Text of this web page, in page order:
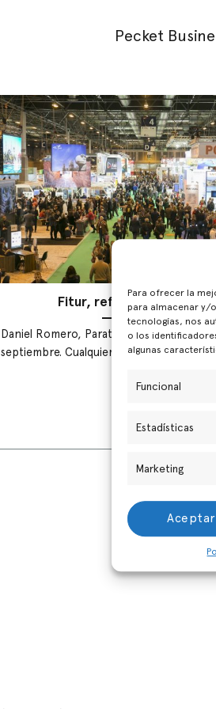
Para ofrecer la
para almacenar y/
tecnologías, nos
o los
algunas
Funcional
Estadísticas
Marketing
Aceptar
Pecket
Fitur, referente del
Daniel Romero, Paraty Tech. | Estamos a
septiembre. Cualquier otro año, nuestras
Preguntas
Demostración